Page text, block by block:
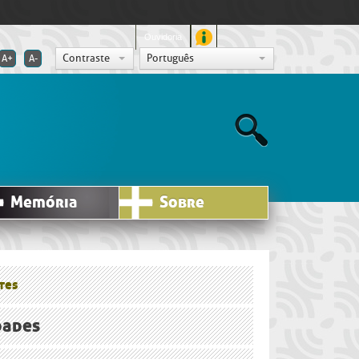
Ouvidoria
A+ A- Contraste Português
Memória Sobre